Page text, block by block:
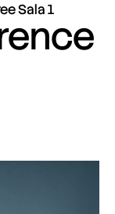
Sala 1